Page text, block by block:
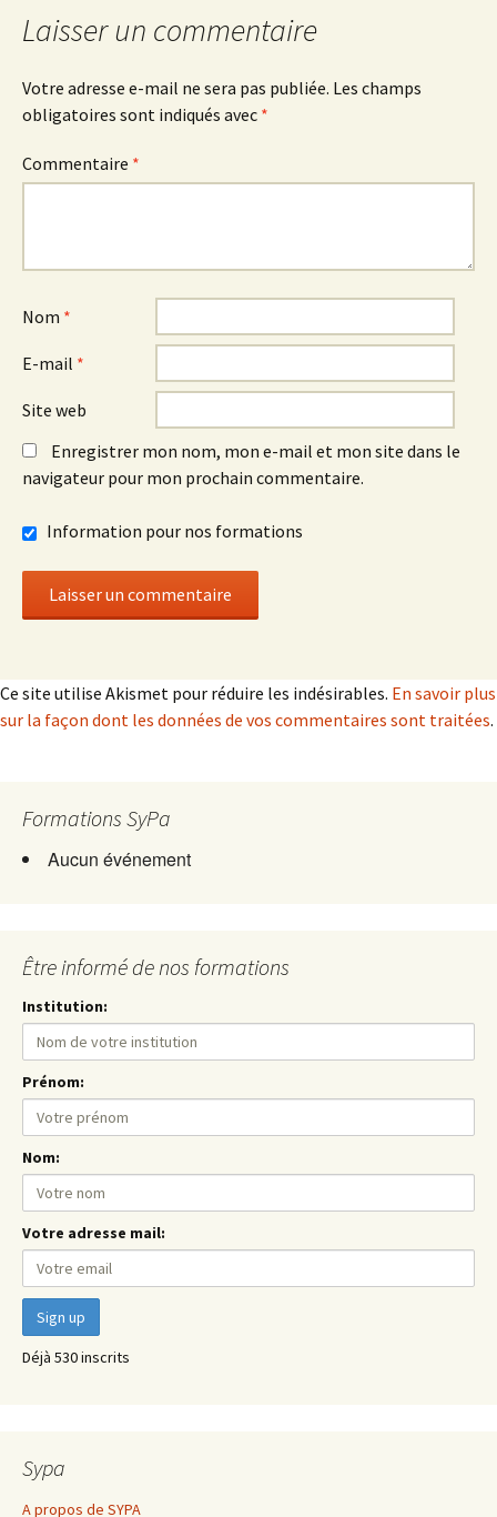
articles
Laisser un commentaire
Votre adresse e-mail ne sera pas publiée. Les champs
obligatoires sont indiqués avec *
Commentaire *
Nom *
E-mail *
Site web
Enregistrer mon nom, mon e-mail et mon site dans le
navigateur pour mon prochain commentaire.
Information pour nos formations
Ce site utilise Akismet pour réduire les indésirables. En savoir plus
sur la façon dont les données de vos commentaires sont traitées.
Formations SyPa
Aucun événement
Être informé de nos formations
Institution:
Prénom:
Nom:
Votre adresse mail:
Déjà 530 inscrits
Sypa
A propos de SYPA